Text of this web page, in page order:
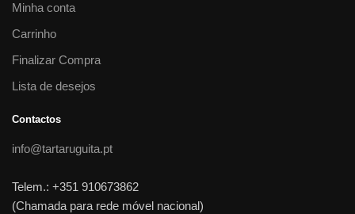
Minha conta
Carrinho
Finalizar Compra
Lista de desejos
Contactos
info@tartaruguita.pt
Telem.: +351 910673862
(Chamada para rede móvel nacional)